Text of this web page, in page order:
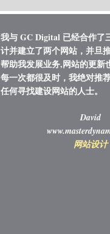
我与 GC Digital 已经合作了
计并建立了两个网站，并旦
帮助我发展业务,网站的更新
每一次都很及时，我绝对推
任何寻找建设网站的人士。
David
​网站设计